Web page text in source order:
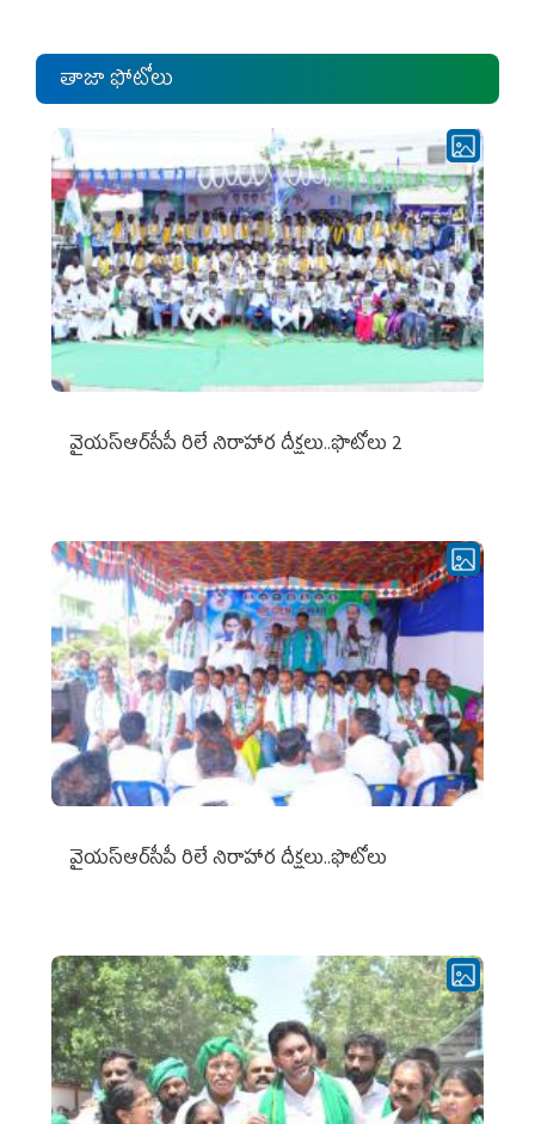
తాజా ఫోటోలు
వైయ‌స్ఆర్‌సీపీ రిలే నిరాహార దీక్షలు..ఫొటోలు 2
వైయ‌స్ఆర్‌సీపీ రిలే నిరాహార దీక్షలు..ఫొటోలు